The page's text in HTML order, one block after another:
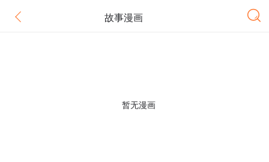
故事漫画
暂无漫画